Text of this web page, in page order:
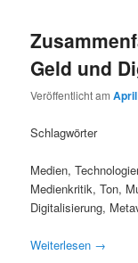
Geld und
Veröffentlicht am
Schlagwörter
Medien,
Medienkritik, Ton,
Digitalisierung,
Weiterlesen →